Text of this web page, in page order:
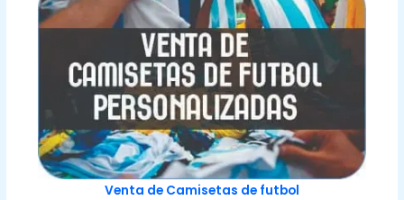
Venta de Camisetas de futbol